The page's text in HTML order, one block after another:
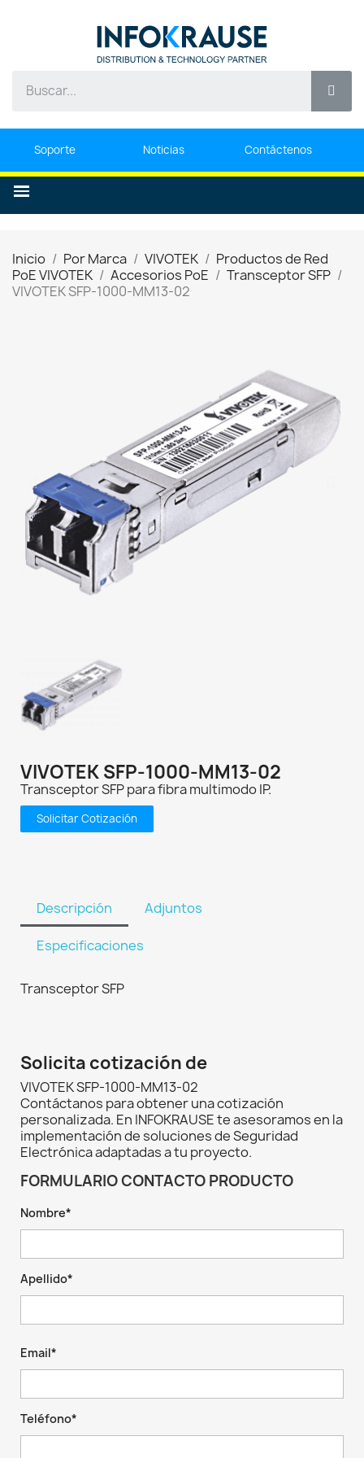
Soporte Noticias Contáctenos
Inicio Por Marca VIVOTEK
Productos de Red
PoE VIVOTEK
Accesorios PoE
Transceptor SFP
VIVOTEK SFP-1000-MM13-02
VIVOTEK SFP-1000-MM13-02
Transceptor SFP para fibra multimodo IP.
Solicitar Cotización
Descripción Adjuntos
Especificaciones
Transceptor SFP
Solicita cotización de
VIVOTEK SFP-1000-MM13-02
Contáctanos para obtener una cotización
personalizada. En INFOKRAUSE te asesoramos en la
implementación de soluciones de Seguridad
Electrónica adaptadas a tu proyecto.
FORMULARIO CONTACTO PRODUCTO
Nombre*
Apellido*
Email*
Teléfono*